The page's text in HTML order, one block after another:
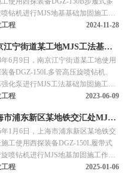
钻机进行MJS地基基础加固施工作
程 2024-11-28
江宁街道某工地MJS工法基础
施工
年6月9日，南京江宁街道某工地使用
备DGZ-150L多管高压旋喷钻机、
化泵进行MJS工法基础加固施工作
程 2023-06-09
市浦东新区某地铁交汇处MJS
加固施工
年1月6日，上海市浦东新区某地铁交
工使用西探装备DGZ-150L履带式
旋喷钻机进行MJS地基加固施工作
程 2025-01-06